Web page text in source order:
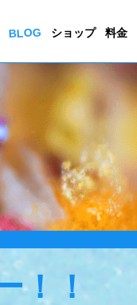
BLOG ショップ 料金
！！